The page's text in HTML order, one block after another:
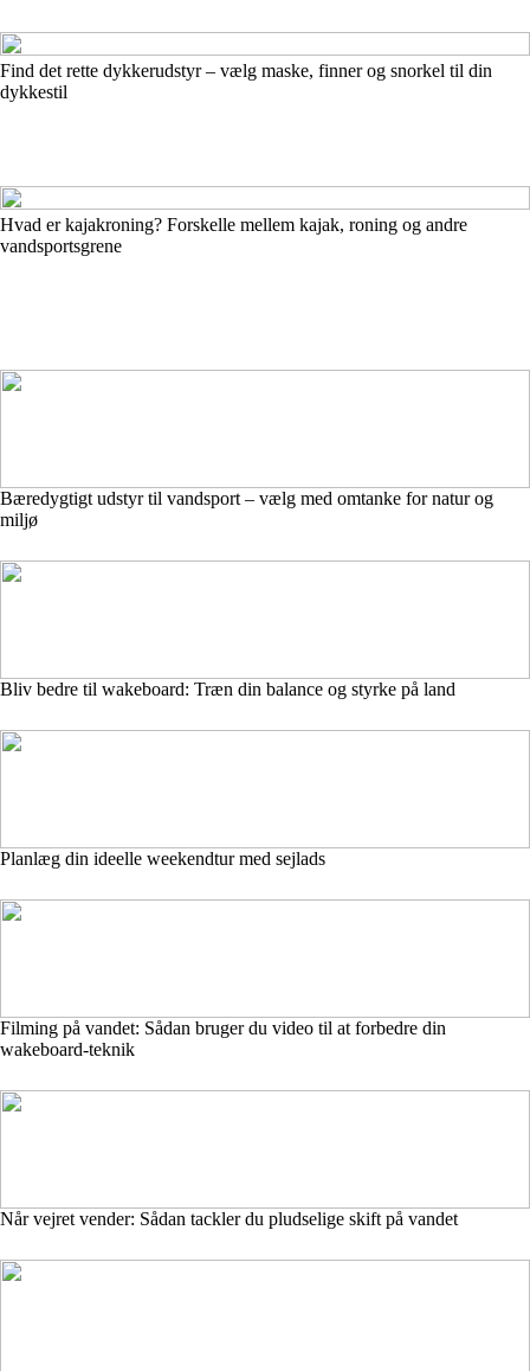
Find det rette dykkerudstyr – vælg maske, finner og snorkel til din
dykkestil
Hvad er kajakroning? Forskelle mellem kajak, roning og andre
vandsportsgrene
Bæredygtigt udstyr til vandsport – vælg med omtanke for natur og
miljø
Bliv bedre til wakeboard: Træn din balance og styrke på land
Planlæg din ideelle weekendtur med sejlads
Filming på vandet: Sådan bruger du video til at forbedre din
wakeboard-teknik
Når vejret vender: Sådan tackler du pludselige skift på vandet